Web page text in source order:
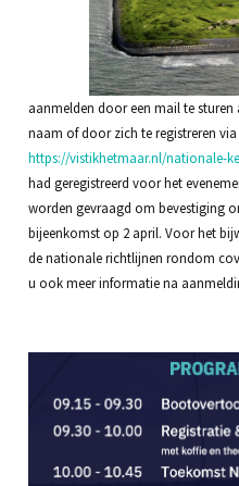
aanmelden door een mail te sturen
naam of door zich te registreren via
https://vistikhetmaar.nl/nationale-
had geregistreerd voor het
worden gevraagd om bevestiging
bijeenkomst op 2 april. Voor het
de nationale richtlijnen rondom
u ook meer informatie na